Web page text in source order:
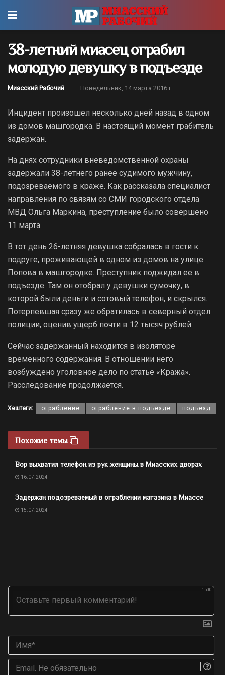
38-летний миасец ограбил
молодую девушку в подъезде
Миасский Рабочий Понедельник, 14 марта 2016 г.
Инцидент произошел несколько дней назад в одном
из домов машгородка. В настоящий момент грабитель
задержан.
На днях сотрудники вневедомственной охраны
задержали 38-летнего ранее судимого мужчину,
подозреваемого в краже. Как рассказала специалист
направления по связям со СМИ городского отдела
МВД Ольга Маркина, преступление было совершено
11 марта.
В тот день 26-летняя девушка собралась в гости к
подруге, проживающей в одном из домов на улице
Попова в машгородке. Преступник поджидал ее в
подъезде. Там он отобрал у девушки сумочку, в
которой были деньги и сотовый телефон, и скрылся.
Потерпевшая сразу же обратилась в северный отдел
полиции, оценив ущерб почти в 12 тысяч рублей.
Сейчас задержанный находится в изоляторе
временного содержания. В отношении него
возбуждено уголовное дело по статье «Кража».
Расследование продолжается.
Хештеги: ограбление ограбление в подъезде подъезд
Похожие темы
Вор выхватил телефон из рук женщины в Миасских дворах
16.07.2024
Задержан подозреваемый в ограблении магазина в Миассе
15.07.2024
1500